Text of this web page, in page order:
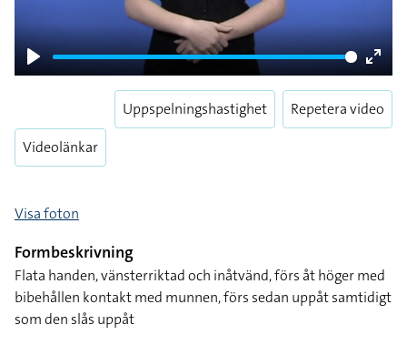
Play
Enter
Videolänkar
Uppspelningshastighet Repetera video
Visa foton
Formbeskrivning
Flata handen, vänsterriktad och inåtvänd, förs åt höger med
bibehållen kontakt med munnen, förs sedan uppåt samtidigt
som den slås uppåt